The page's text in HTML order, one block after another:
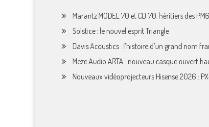
Marantz MODEL 70 et CD 70, héritiers des
Solstice : le nouvel esprit Triangle
Davis Acoustics : l’histoire d’un grand nom
Meze Audio ARTA : nouveau casque ouvert
Nouveaux vidéoprojecteurs Hisense 2026 :